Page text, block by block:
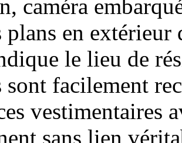
caméra
plans en
le lieu de
sont facilement
vestimentaires
sans lien